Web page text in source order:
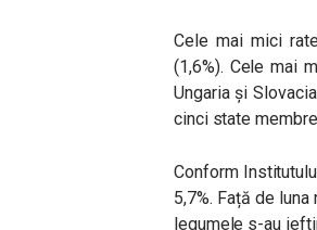
Cele mai mici
(1,6%). Cele mai
Ungaria și
cinci state
Conform
5,7%. Față de
legumele s-au